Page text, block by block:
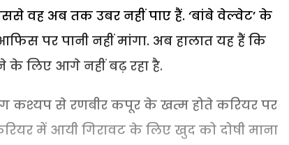
वह अब तक उबर नहीं पाए हैं. ‘बांबे वेल्वेट’ के
पर पानी नहीं मांगा. अब हालात यह हैं कि
लिए आगे नहीं बढ़ रहा है.
कश्यप से रणबीर कपूर के खत्म होते करियर पर
में आयी गिरावट के लिए खुद को दोषी माना